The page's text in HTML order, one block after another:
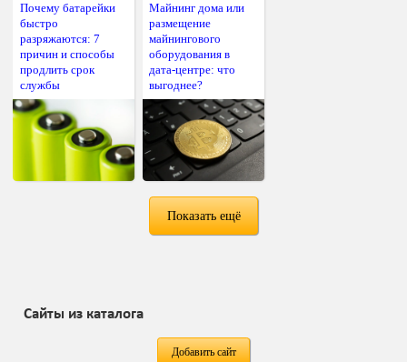
Почему батарейки
быстро
разряжаются: 7
причин и способы
продлить срок
службы
Майнинг дома или
размещение
майнингового
оборудования в
дата-центре: что
выгоднее?
Показать ещё
Сайты из каталога
Добавить сайт